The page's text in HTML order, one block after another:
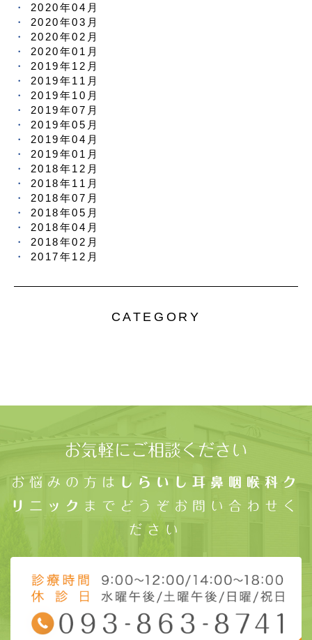
2020年04月
2020年03月
2020年02月
2020年01月
2019年12月
2019年11月
2019年10月
2019年07月
2019年05月
2019年04月
2019年01月
2018年12月
2018年11月
2018年07月
2018年05月
2018年04月
2018年02月
2017年12月
CATEGORY
お気軽にご相談ください
お悩みの方は しらいし耳鼻咽喉科ク
リニック までどうぞお問い合わせく
ださい